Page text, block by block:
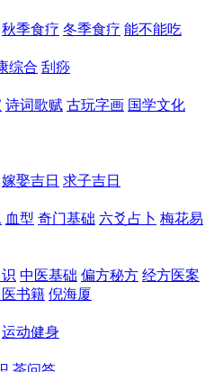
秋季食疗 冬季食疗 能不能吃
综合 刮痧
诗词歌赋 古玩字画 国学文化
嫁娶吉日 求子吉日
血型 奇门基础 六爻占卜 梅花易
中医基础 偏方秘方 经方医案
书籍 倪海厦
运动健身